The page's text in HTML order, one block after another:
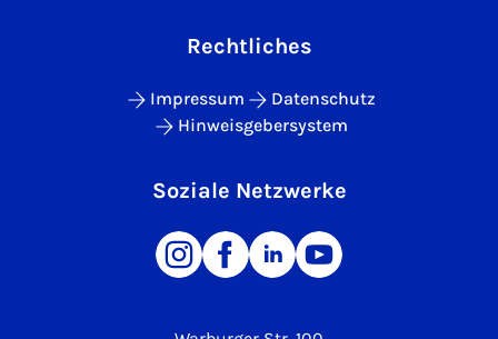
Rechtliches
Impressum
Datenschutz
Hinweisgebersystem
Soziale Netzwerke